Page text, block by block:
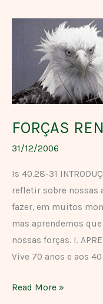
FORÇAS
31/12/2006
Is 40.28-31
refletir sobre nossas
fazer, em muitos
mas aprendemos
nossas forças. I.
Vive 70 anos e aos
RENOVADAS
Read More »